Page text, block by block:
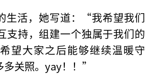
生活，她写道：“我希望我们
支持，组建一个独属于我们的
望大家之后能够继续温暖守
关照。yay！！”